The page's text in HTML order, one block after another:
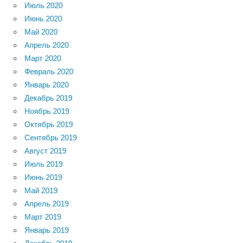
Июль 2020
Июнь 2020
Май 2020
Апрель 2020
Март 2020
Февраль 2020
Январь 2020
Декабрь 2019
Ноябрь 2019
Октябрь 2019
Сентябрь 2019
Август 2019
Июль 2019
Июнь 2019
Май 2019
Апрель 2019
Март 2019
Январь 2019